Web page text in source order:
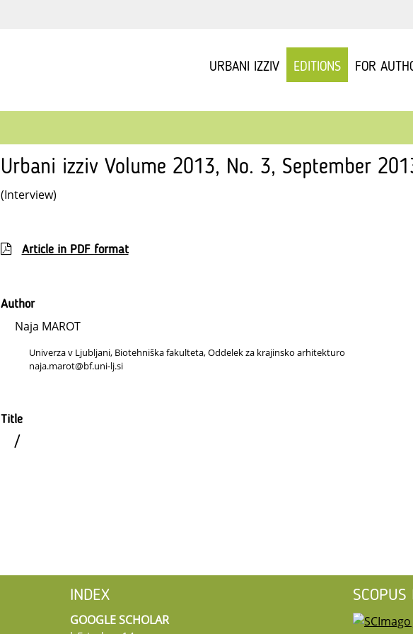
URBANI IZZIV EDITIONS FOR
Urbani izziv Volume 2013, No. 3, September
(Interview)
Article in PDF format
Author
Naja MAROT
Univerza v Ljubljani, Biotehniška fakulteta, Oddelek za krajinsko arhitekturo
naja.marot@bf.uni-lj.si
Title
/
INDEX
GOOGLE SCHOLAR
SCOPUS